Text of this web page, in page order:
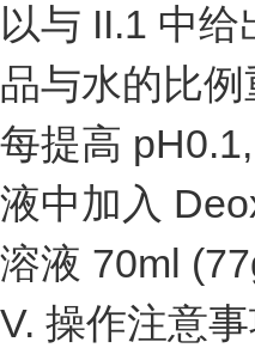
以与 II.1 中
品与水的比例
每提高
液中加入
溶液 70ml
V. 操作注意